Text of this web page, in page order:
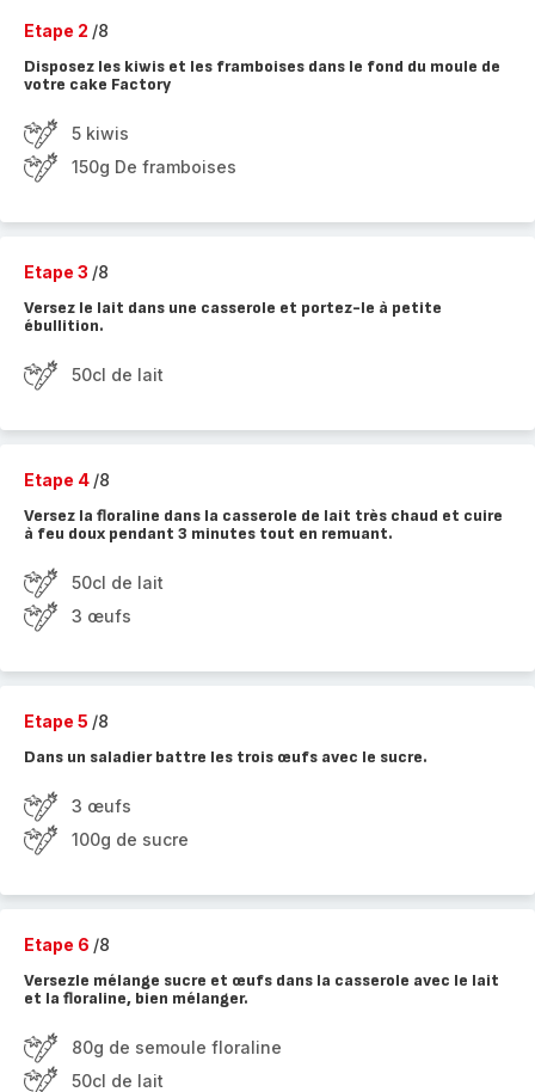
Etape 2 /8
Disposez les kiwis et les framboises dans le fond du moule de
votre cake Factory
5 kiwis
150g De framboises
Etape 3 /8
Versez le lait dans une casserole et portez-le à petite
ébullition.
50cl de lait
Etape 4 /8
Versez la floraline dans la casserole de lait très chaud et cuire
à feu doux pendant 3 minutes tout en remuant.
50cl de lait
3 œufs
Etape 5 /8
Dans un saladier battre les trois œufs avec le sucre.
3 œufs
100g de sucre
Etape 6 /8
Versezle mélange sucre et œufs dans la casserole avec le lait
et la floraline, bien mélanger.
80g de semoule floraline
50cl de lait